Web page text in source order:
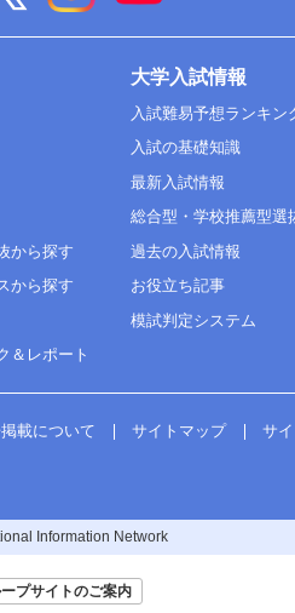
から探す
から探す
＆レポート
大学入試情報
入試難易予想ランキン
入試の基礎知識
最新入試情報
総合型・学校推薦型選
過去の入試情報
お役立ち記事
模試判定システム
載について サイトマップ サ
Information Network
プサイトのご案内